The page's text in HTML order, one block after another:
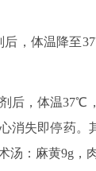
后，体温降至
后，体温
消失即停药
：麻黄9g，